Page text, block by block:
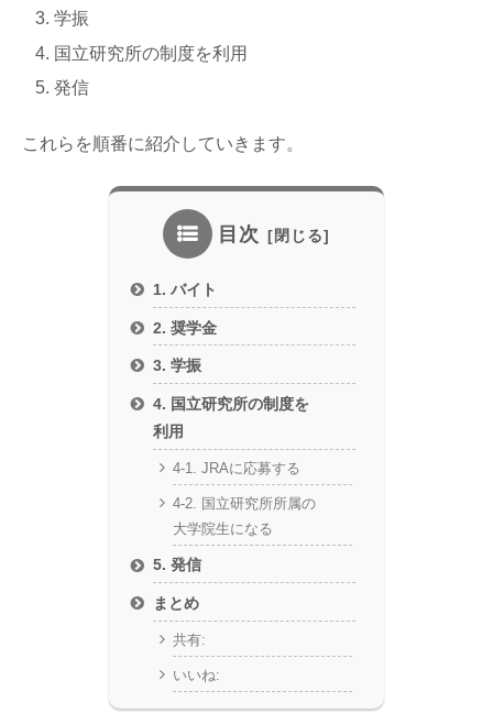
学振
国立研究所の制度を利用
発信
これらを順番に紹介していきます。
目次
1. バイト
2. 奨学金
3. 学振
4. 国立研究所の制度を
利用
4-1. JRAに応募する
4-2. 国立研究所所属の
大学院生になる
5. 発信
まとめ
共有:
いいね: